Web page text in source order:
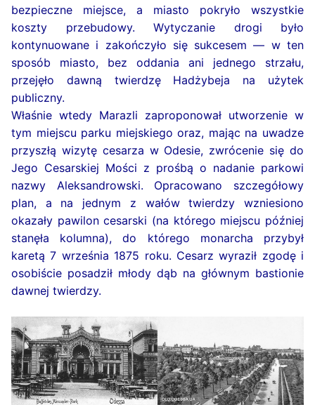
bezpieczne miejsce, a miasto pokryło wszystkie
koszty przebudowy. Wytyczanie drogi było
kontynuowane i zakończyło się sukcesem — w ten
sposób miasto, bez oddania ani jednego strzału,
przejęło dawną twierdzę Hadżybeja na użytek
publiczny.
Właśnie wtedy Marazli zaproponował utworzenie w
tym miejscu parku miejskiego oraz, mając na uwadze
przyszłą wizytę cesarza w Odesie, zwrócenie się do
Jego Cesarskiej Mości z prośbą o nadanie parkowi
nazwy Aleksandrowski. Opracowano szczegółowy
plan, a na jednym z wałów twierdzy wzniesiono
okazały pawilon cesarski (na którego miejscu później
stanęła kolumna), do którego monarcha przybył
karetą 7 września 1875 roku. Cesarz wyraził zgodę i
osobiście posadził młody dąb na głównym bastionie
dawnej twierdzy.